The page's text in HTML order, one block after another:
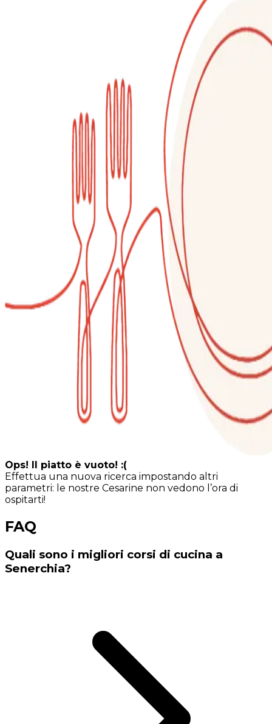
Ops! Il piatto è vuoto! :(
Effettua una nuova ricerca impostando altri
parametri: le nostre Cesarine non vedono l’ora di
ospitarti!
FAQ
Quali sono i migliori corsi di cucina a
Senerchia?